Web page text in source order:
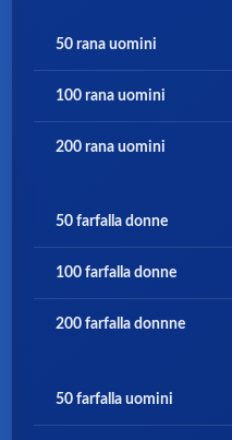
50 rana uomini
100 rana uomini
200 rana uomini
50 farfalla donne
100 farfalla donne
200 farfalla donnne
50 farfalla uomini